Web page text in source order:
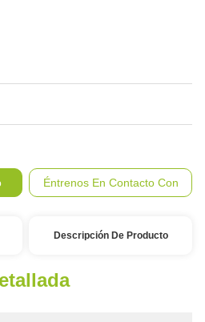
Éntrenos En Contacto Con
Descripción De Producto